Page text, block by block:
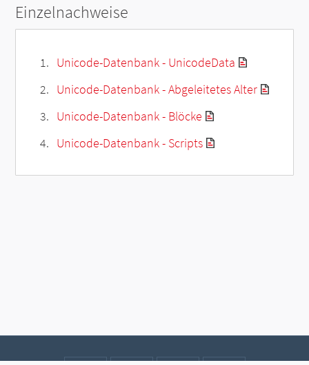
Einzelnachweise
Unicode-Datenbank - UnicodeData
Unicode-Datenbank - Abgeleitetes Alter
Unicode-Datenbank - Blöcke
Unicode-Datenbank - Scripts